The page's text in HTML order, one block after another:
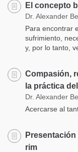
El concepto
Dr. Alexander
Para encontrar
sufrimiento,
y, por lo tanto,
Compasión,
la práctica
Dr. Alexander
Acercarse al
rim